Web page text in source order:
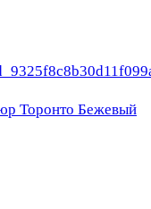
Торонто Бежевый